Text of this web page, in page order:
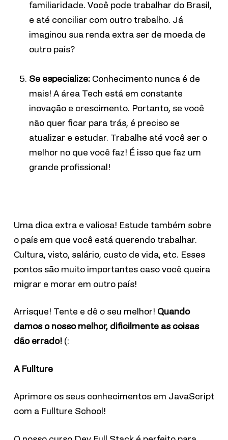
familiaridade. Você pode trabalhar do Brasil,
e até conciliar com outro trabalho. Já
imaginou sua renda extra ser de moeda de
outro país?
Se especialize:Conhecimento nunca é de
mais! A área Tech está em constante
inovação e crescimento. Portanto, se você
não quer ficar para trás, é preciso se
atualizar e estudar. Trabalhe até você ser o
melhor no que você faz! É isso que faz um
grande profissional!
Uma dica extra e valiosa! Estude também sobre
o país em que você está querendo trabalhar.
Cultura, visto, salário, custo de vida, etc. Esses
pontos são muito importantes caso você queira
migrar e morar em outro país!
Arrisque! Tente e dê o seu melhor! Quando
damos o nosso melhor, dificilmente as coisas
dão errado!(:
A Fullture
Aprimore os seus conhecimentos em JavaScript
com a Fullture School!